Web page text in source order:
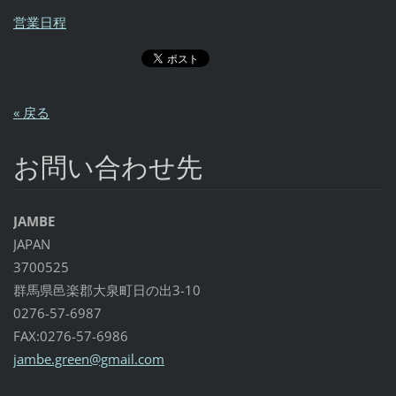
営業日程
« 戻る
お問い合わせ先
JAMBE
JAPAN
3700525
群馬県邑楽郡大泉町日の出3-10
0276-57-6987
FAX:0276-57-6986
jambe.green@gmail.com